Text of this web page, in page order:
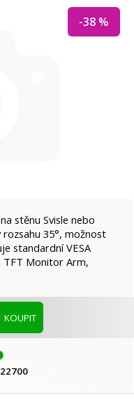
-38 %
stěnu Svisle nebo
35°, možnost
standardní VESA
TFT Monitor Arm,
KOUPIT